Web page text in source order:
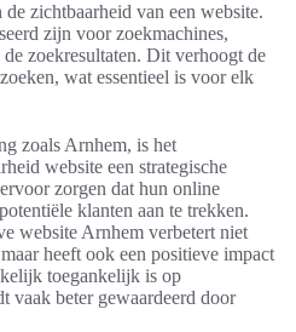
zichtbaarheid van een website.
zijn voor zoekmachines,
zoekresultaten. Dit verhoogt de
wat essentieel is voor elk
zoals Arnhem, is het
website een strategische
zorgen dat hun online
klanten aan te trekken.
website Arnhem verbetert niet
heeft ook een positieve impact
toegankelijk is op
vaak beter gewaardeerd door